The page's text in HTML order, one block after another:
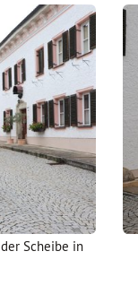
Scheibe in